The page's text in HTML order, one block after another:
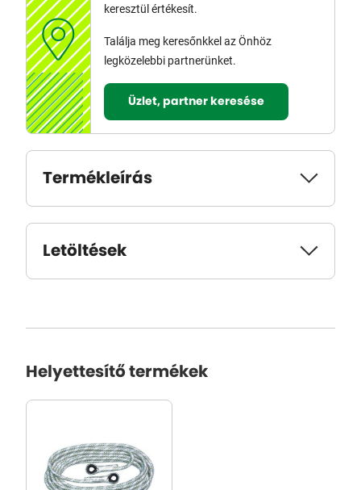
keresztül értékesít.
Találja meg keresőnkkel az Önhöz
legközelebbi partnerünket.
Üzlet, partner keresése
Termékleírás
Letöltések
Helyettesítő termékek